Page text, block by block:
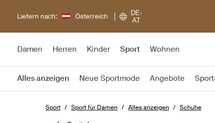
Liefern nach: Österreich
DE-
AT
Damen Herren Kinder Sport Wohnen
Alles anzeigen Neue Sportmode Angebote
Sport Sport für Damen Alles anzeigen Schuhe